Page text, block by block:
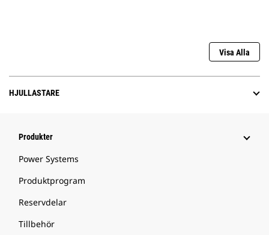
Visa Alla
HJULLASTARE
Produkter
Power Systems
Produktprogram
Reservdelar
Tillbehör